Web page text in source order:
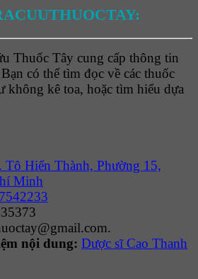
Thuốc Tây cung cấp thông tin
có thể tìm đọc về các thuốc
không kê toa, hoặc tìm hiểu dựa
Tô Hiến Thành, Phường 15,
Minh
nội dung: Dược sĩ Cao Thanh